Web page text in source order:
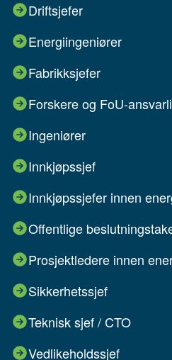
Driftsjefer
Energiingeniører
Fabrikksjefer
Forskere og FoU-
Ingeniører
Innkjøpssjef
Innkjøpssjefer innen
Offentlige
Prosjektledere innen
Sikkerhetssjef
Teknisk sjef / CTO
Vedlikeholdssjef